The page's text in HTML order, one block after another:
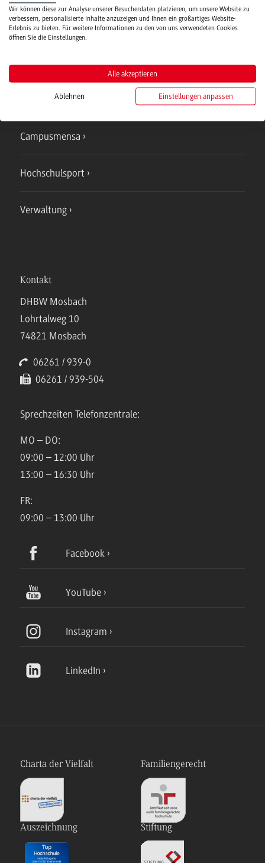
Campus
Bad Mergentheim
Studienangebote
IT Service
Campusmensa
Hochschulsport
Verwaltung
Kontakt
DHBW Mosbach
Lohrtalweg 10
74821 Mosbach
06261 / 939-0
06261 / 939-504
Sprechzeiten Telefonzentrale:
MO – DO:
09:00 – 12:00 Uhr
13:00 – 16:30 Uhr
FR:
09:00 – 13:00 Uhr
Facebook
YouTube
Instagram
LinkedIn
Charta der Vielfalt Familiengerecht
Auszeichnung Stiftung
Wir können diese zur Analyse unserer Besucherdaten platzieren, um unsere Website zu
verbessern, personalisierte Inhalte anzuzeigen und Ihnen ein großartiges Website-
Erlebnis zu bieten. Für weitere Informationen zu den von uns verwendeten Cookies
öffnen Sie die Einstellungen.
Alle akzeptieren
Ablehnen Einstellungen anpassen